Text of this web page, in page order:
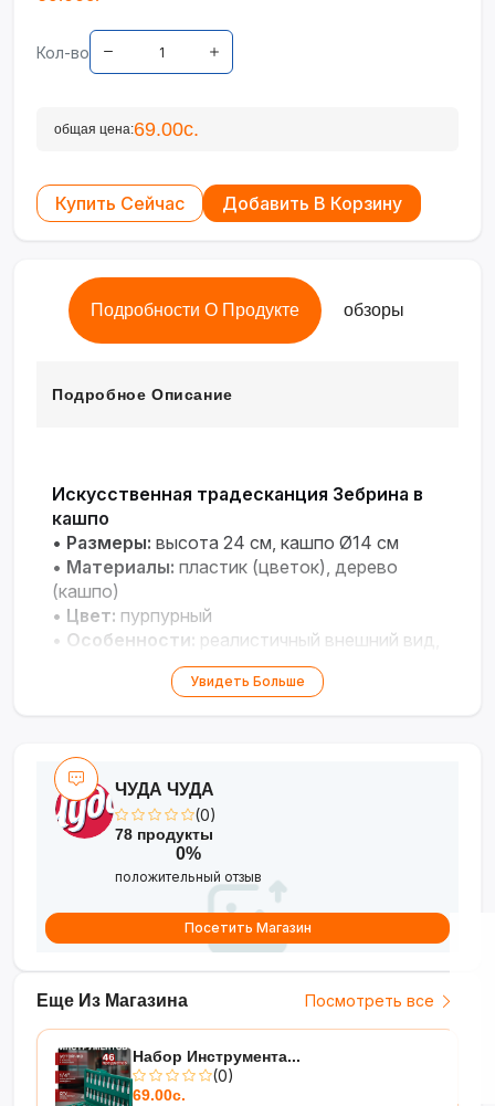
Кол-во
общая цена:69.00с.
Купить Сейчас Добавить В Корзину
Подробности О Продукте обзоры
Подробное Описание
Искусственная традесканция Зебрина в
кашпо
• Размеры: высота 24 см, кашпо Ø14 см
• Материалы: пластик (цветок), дерево
(кашпо)
• Цвет: пурпурный
• Особенности: реалистичный внешний вид,
не требует ухода
Увидеть Больше
Еще Из Магазина Посмотреть все
Набор Инструмента...
(0)
69.00с.
ЧУДА ЧУДА
(0)
78 продукты
0%
положительный отзыв
Посетить Магазин